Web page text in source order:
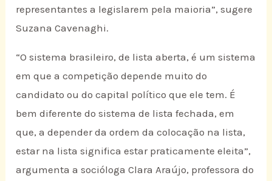
representantes a legislarem pela maioria”, sugere
Suzana Cavenaghi.
“O sistema brasileiro, de lista aberta, é um sistema
em que a competição depende muito do
candidato ou do capital político que ele tem. É
bem diferente do sistema de lista fechada, em
que, a depender da ordem da colocação na lista,
estar na lista significa estar praticamente eleita”,
argumenta a socióloga Clara Araújo, professora do